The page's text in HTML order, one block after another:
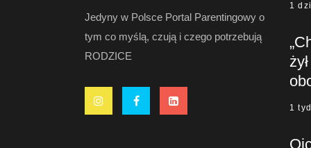
Jedyny w Polsce Portal Parentingowy o
tym co myślą, czują i czego potrzebują
RODZICE
1
1